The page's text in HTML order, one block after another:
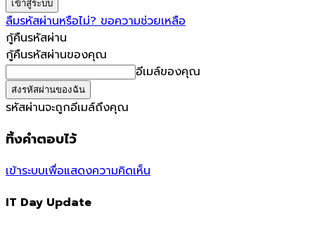
ลืมรหัสผ่านหรือไม่? ขอความช่วยเหลือ
กู้คืนรหัสผ่าน
กู้คืนรหัสผ่านของคุณ
อีเมล์ของคุณ
รหัสผ่านจะถูกอีเมล์ถึงคุณ
ทิ้งคำตอบไว้
เข้าระบบเพื่อแสดงความคิดเห็น
IT Day Update